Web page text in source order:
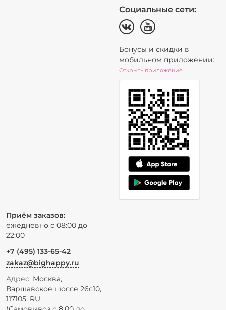
Социальные сети:
Бонусы и скидки в
мобильном приложении:
Открыть приложение
Приём заказов:
ежедневно с 08:00 до
22:00
+7 (495) 133-65-42
zakaz@bighappy.ru
Адрес: Москва,
Варшавское шоссе 26с10,
117105, RU